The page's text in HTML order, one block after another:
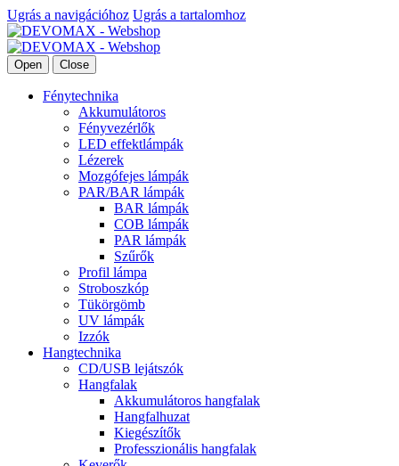
Ugrás a navigációhoz Ugrás a tartalomhoz
Open Close
Fénytechnika
Akkumulátoros
Fényvezérlők
LED effektlámpák
Lézerek
Mozgófejes lámpák
PAR/BAR lámpák
BAR lámpák
COB lámpák
PAR lámpák
Szűrők
Profil lámpa
Stroboszkóp
Tükörgömb
UV lámpák
Izzók
Hangtechnika
CD/USB lejátszók
Hangfalak
Akkumulátoros hangfalak
Hangfalhuzat
Kiegészítők
Professzionális hangfalak